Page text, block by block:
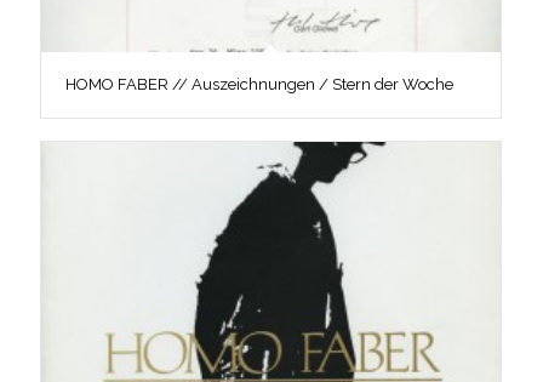
HOMO FABER // Auszeichnungen / Stern der Woche